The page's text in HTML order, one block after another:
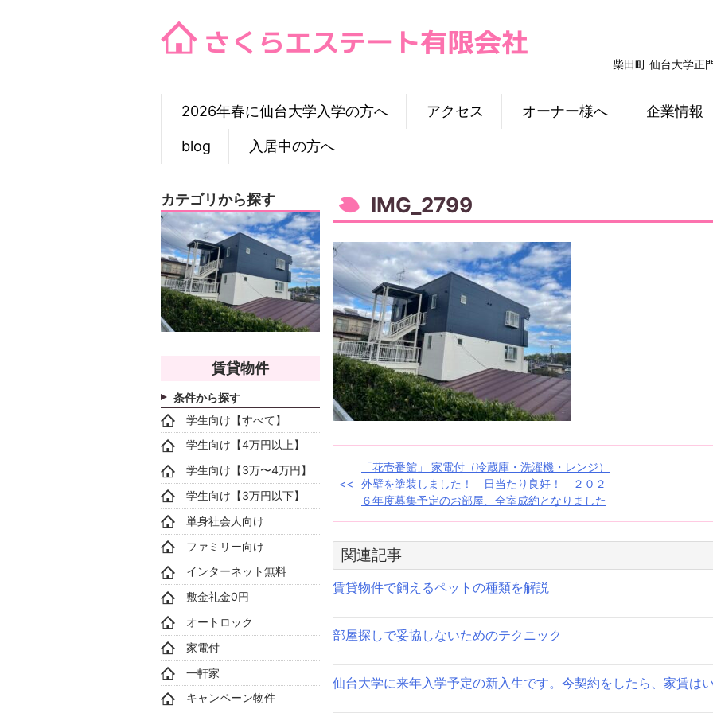
柴田町 仙台大学正
2026年春に仙台大学入学の方へ アクセス オーナー様へ 企業情報
blog 入居中の方へ
IMG_2799
ナ
ビ
ゲ
ー
シ
ョ
「花壱番館」 家電付（冷蔵庫・洗濯機・レンジ）
外壁を塗装しました！ 日当たり良好！ ２０２
６年度募集予定のお部屋、全室成約となりました
関連記事
賃貸物件で飼えるペットの種類を解説
部屋探しで妥協しないためのテクニック
仙台大学に来年入学予定の新入生です。今契約をしたら、家賃は
カテゴリから探す
賃貸物件
条件から探す
学生向け【すべて】
学生向け【4万円以上】
学生向け【3万〜4万円】
学生向け【3万円以下】
単身社会人向け
ファミリー向け
インターネット無料
敷金礼金0円
オートロック
家電付
一軒家
キャンペーン物件